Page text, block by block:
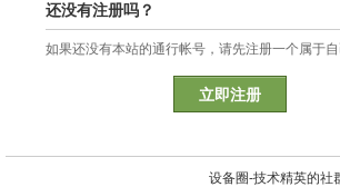
还没有注册吗？
如果还没有本站的通行帐号，请先注册一个属于自
立即注册
设备圈-技术精英的社